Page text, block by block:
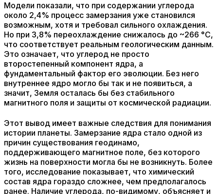
Модели показали, что при содержании углерода
около 2,4% процесс замерзания уже становился
возможным, хотя и требовал сильного охлаждения.
Но при 3,8% переохлаждение снижалось до ~266 °C,
что соответствует реальным геологическим данным.
Это означает, что углерод не просто
второстепенный компонент ядра, а
фундаментальный фактор его эволюции. Без него
внутреннее ядро могло бы так и не появиться, а
значит, Земля осталась бы без стабильного
магнитного поля и защиты от космической радиации.
Этот вывод имеет важные следствия для понимания
истории планеты. Замерзание ядра стало одной из
причин существования геодинамо,
поддерживающего магнитное поле, без которого
жизнь на поверхности могла бы не возникнуть. Более
того, исследование показывает, что химический
состав ядра гораздо сложнее, чем предполагалось
ранее. Наличие углерода, по-видимому, объясняет и